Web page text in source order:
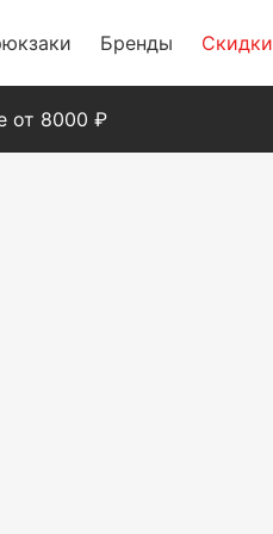
Бренды Скидки
от 8000 ₽